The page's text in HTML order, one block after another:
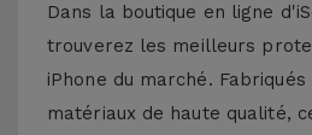
Dans la boutique en ligne
trouverez les meilleurs
iPhone du marché.
matériaux de haute qualité,